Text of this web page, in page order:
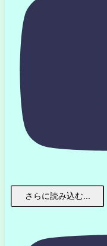
さらに読み込む...